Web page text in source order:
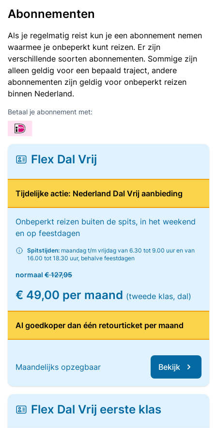
Abonnementen
Als je regelmatig reist kun je een abonnement nemen
waarmee je onbeperkt kunt reizen. Er zijn
verschillende soorten abonnementen. Sommige zijn
alleen geldig voor een bepaald traject, andere
abonnementen zijn geldig voor onbeperkt reizen
binnen Nederland.
Betaal je abonnement met:
Flex Dal Vrij
Tijdelijke actie: Nederland Dal Vrij aanbieding
Onbeperkt reizen buiten de spits, in het weekend
en op feestdagen
Spitstijden: maandag t/m vrijdag van 6.30 tot 9.00 uur en van
16.00 tot 18.30 uur, behalve feestdagen
normaal € 127,95
€ 49,00 per maand (tweede klas, dal)
Al goedkoper dan één retourticket per maand
Maandelijks opzegbaar Bekijk
Flex Dal Vrij eerste klas